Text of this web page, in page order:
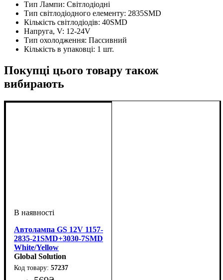
Тип Лампи: Світлодіодні
Тип світлодіодного елементу: 2835SMD
Кількість світлодіодів: 40SMD
Напруга, V: 12-24V
Тип охолодження: Пассивний
Кількість в упаковці: 1 шт.
Покупці цього товару також
вибирають
Автолампа GS 12V 1157-
2835-21SMD+3030-7SMD
White/Yellow
Global Solution
57237